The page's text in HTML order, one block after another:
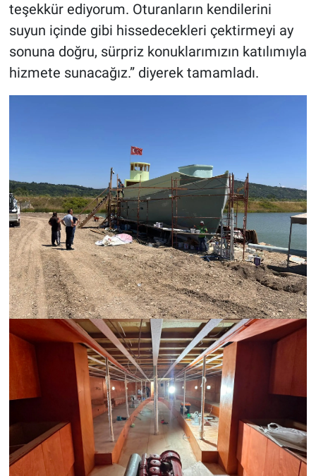
teşekkür ediyorum. Oturanların kendilerini
suyun içinde gibi hissedecekleri çektirmeyi ay
sonuna doğru, sürpriz konuklarımızın katılımıyla
hizmete sunacağız.” diyerek tamamladı.